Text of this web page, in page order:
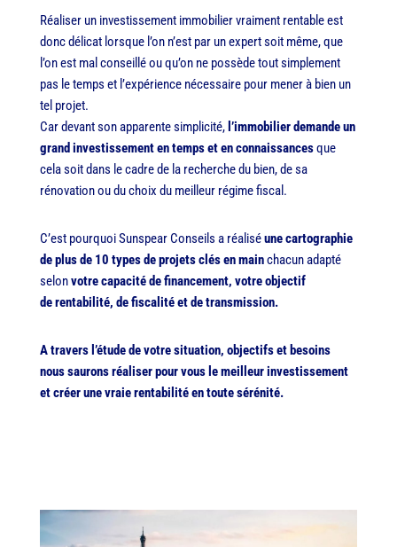
Réaliser un investissement immobilier vraiment rentable est
donc délicat lorsque l’on n’est par un expert soit même, que
l’on est mal conseillé ou qu’on ne possède tout simplement
pas le temps et l’expérience nécessaire pour mener à bien un
tel projet.
Car devant son apparente simplicité, l’immobilier demande un
grand investissement en temps et en connaissancesque
cela soit dans le cadre de la recherche du bien, de sa
rénovation ou du choix du meilleur régime fiscal.
C’est pourquoi Sunspear Conseils a réaliséune cartographie
de plus de 10 types de projets clés en mainchacun adapté
selonvotre capacité de financement, votre objectif
derentabilité, de fiscalité et de transmission.
A travers l’étude de votre situation, objectifs et besoins
nous saurons réaliser pour vous le meilleur investissement
et créer une vraie rentabilité en toute sérénité.